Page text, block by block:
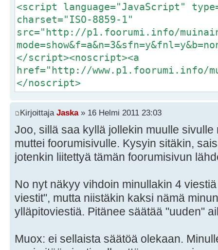
<script language="JavaScript"
charset="ISO-8859-1"
src="http://p1.foorumi.info/
</script><noscript><a
href="http://www.p1.foorumi.info/
</noscript>
Kirjoittaja Jaska» 16 Helmi 2011 23:03
Joo, sillä saa kyllä jollekin muulle sivulle
muttei foorumisivulle. Kysyin sitäkin,
jotenkin liitettyä tämän foorumisivun
No nyt näkyy vihdoin minullakin 4
viestit", mutta niistäkin kaksi nämä
ylläpitoviestiä. Pitänee säätää "uuden"
Muox: ei sellaista säätöä olekaan.